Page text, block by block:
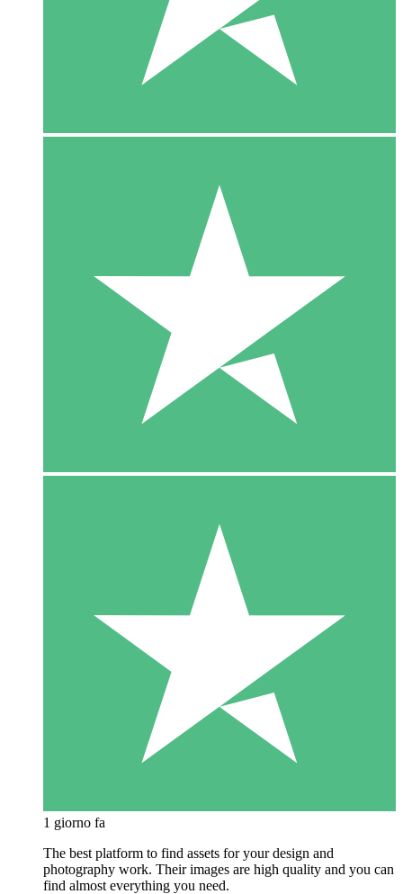
1 giorno fa
The best platform to find assets for your design and
photography work. Their images are high quality and you can
find almost everything you need.